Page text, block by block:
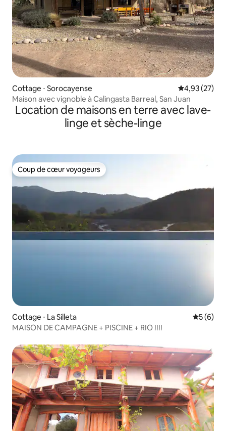
Cottage ⋅ Sorocayense Évaluation
4,93 (27)
Maison avec vignoble à Calingasta Barreal, San Juan
Location de maisons en terre avec lave-
linge et sèche-linge
Coup de cœur voyageurs
Coup de cœur voyageurs
Cottage ⋅ La Silleta
5 (6)
MAISON DE CAMPAGNE + PISCINE + RIO !!!!